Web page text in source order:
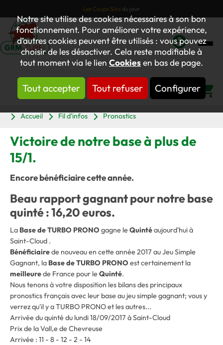
Notre site utilise des cookies nécessaires à son bon
fonctionnement. Pour améliorer votre expérience,
d’autres cookies peuvent être utilisés : vous pouvez
choisir de les désactiver. Cela reste modifiable à
tout moment via le lien Cookiesen bas de page.
Tout accepter Tout refuser Configurer
Les Coups Sûrs du jour
Mon
compte
Accueil
Fil d'infos Pronostics
Victoire de notre base à plus de
15/1.
Encore bénéficiaire cette année.
Beau rapport gagnant pour notre base
quinté : 16,20 euros.
La Base de TURBO PRONO gagne leQuintéaujourd'hui à
Saint-Cloud .
Bénéficiairede nouveau en cette année 2017 au Jeu Simple
Gagnant, la Base de TURBO PRONO est certainement la
meilleurede France pour leQuinté.
Nous tenons à votre disposition les bilans des principaux
pronostics français avec leur base au jeu simple gagnant; vous y
verrez qu'il y a TURBO PRONO et les autres...
Arrivée du quinté du lundi 18/09/2017 à Saint-Cloud
Prix de la Vall‚e de Chevreuse
Arrivée : 11 - 8 - 12 - 2 - 14